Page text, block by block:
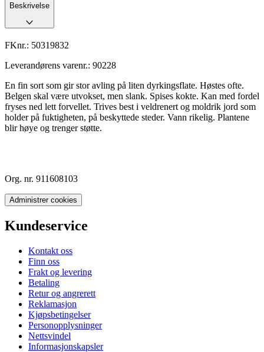
Beskrivelse
FKnr.: 50319832
Leverandørens varenr.: 90228
En fin sort som gir stor avling på liten dyrkingsflate. Høstes ofte.
Belgen skal være utvokset, men slank. Spises kokte. Kan med fordel
fryses ned lett forvellet. Trives best i veldrenert og moldrik jord som
holder på fuktigheten, på beskyttede steder. Vann rikelig. Plantene
blir høye og trenger støtte.
Org. nr. 911608103
Administrer cookies
Kundeservice
Kontakt oss
Finn oss
Frakt og levering
Betaling
Retur og angrerett
Reklamasjon
Kjøpsbetingelser
Personopplysninger
Nettsvindel
Informasjonskapsler